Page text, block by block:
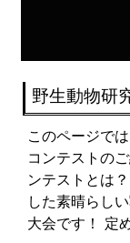
野生動物研
このページで
コンテストの
ンテストとは
した素晴らし
大会です！ 定